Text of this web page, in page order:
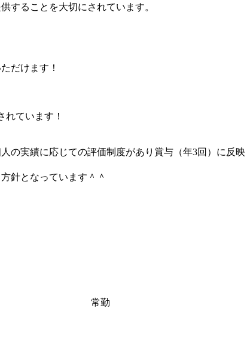
することを大切にされています。
だけます！
ています！
の実績に応じての評価制度があり賞与（年3回）に反映
針となっています＾＾
常勤